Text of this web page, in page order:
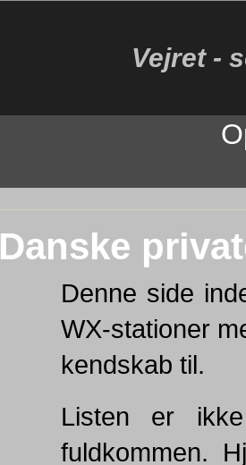
Vejret -
Danske
Denne side
WX-stationer
kendskab til.
Listen er
fuldkommen.